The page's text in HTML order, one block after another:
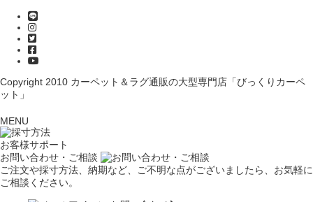
Copyright 2010 カーペット＆ラグ通販の大型専門店「びっくりカーペ
ット」
MENU
お客様サポート
お問い合わせ・ご相談
ご注文や採寸方法、納期など、ご不明な点がございましたら、お気軽に
ご相談ください。